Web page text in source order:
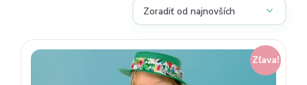
Zľava!